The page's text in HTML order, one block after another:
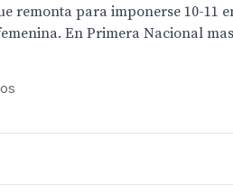
remonta para imponerse 10-11
En Primera Nacional